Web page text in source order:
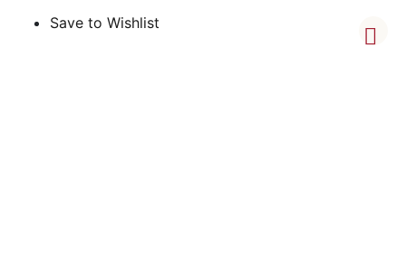
Save to Wishlist